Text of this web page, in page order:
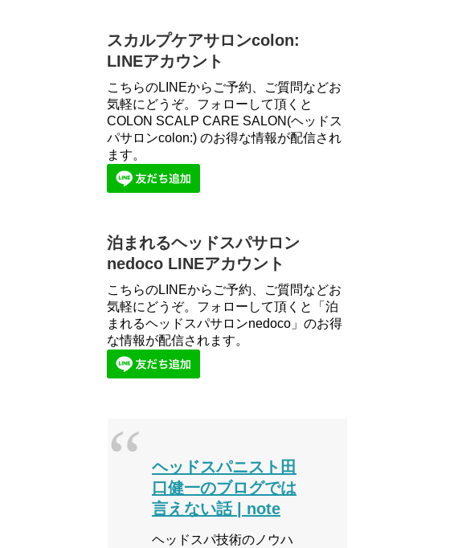
スカルプケアサロンcolon:
LINEアカウント
こちらのLINEからご予約、ご質問などお
気軽にどうぞ。フォローして頂くと
COLON SCALP CARE SALON(ヘッドス
パサロンcolon:) のお得な情報が配信され
ます。
泊まれるヘッドスパサロン
nedoco LINEアカウント
こちらのLINEからご予約、ご質問などお
気軽にどうぞ。フォローして頂くと「泊
まれるヘッドスパサロンnedoco」のお得
な情報が配信されます。
ヘッドスパニスト田
口健一のブログでは
言えない話 | note
ヘッドスパ技術のノウハ